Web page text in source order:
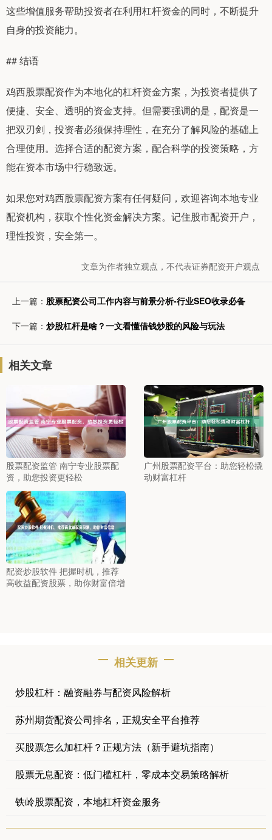
这些增值服务帮助投资者在利用杠杆资金的同时，不断提升
自身的投资能力。
## 结语
鸡西股票配资作为本地化的杠杆资金方案，为投资者提供了
便捷、安全、透明的资金支持。但需要强调的是，配资是一
把双刃剑，投资者必须保持理性，在充分了解风险的基础上
合理使用。选择合适的配资方案，配合科学的投资策略，方
能在资本市场中行稳致远。
如果您对鸡西股票配资方案有任何疑问，欢迎咨询本地专业
配资机构，获取个性化资金解决方案。记住股市配资开户，
理性投资，安全第一。
文章为作者独立观点，不代表证券配资开户观点
上一篇： 股票配资公司工作内容与前景分析-行业SEO收录必备
下一篇： 炒股杠杆是啥？一文看懂借钱炒股的风险与玩法
相关文章
股票配资监管 南宁专业股票配
资，助您投资更轻松
广州股票配资平台：助您轻松撬
动财富杠杆
配资炒股软件 把握时机，推荐
高收益配资股票，助你财富倍增
相关更新
炒股杠杆：融资融券与配资风险解析
苏州期货配资公司排名，正规安全平台推荐
买股票怎么加杠杆？正规方法（新手避坑指南）
股票无息配资：低门槛杠杆，零成本交易策略解析
铁岭股票配资，本地杠杆资金服务